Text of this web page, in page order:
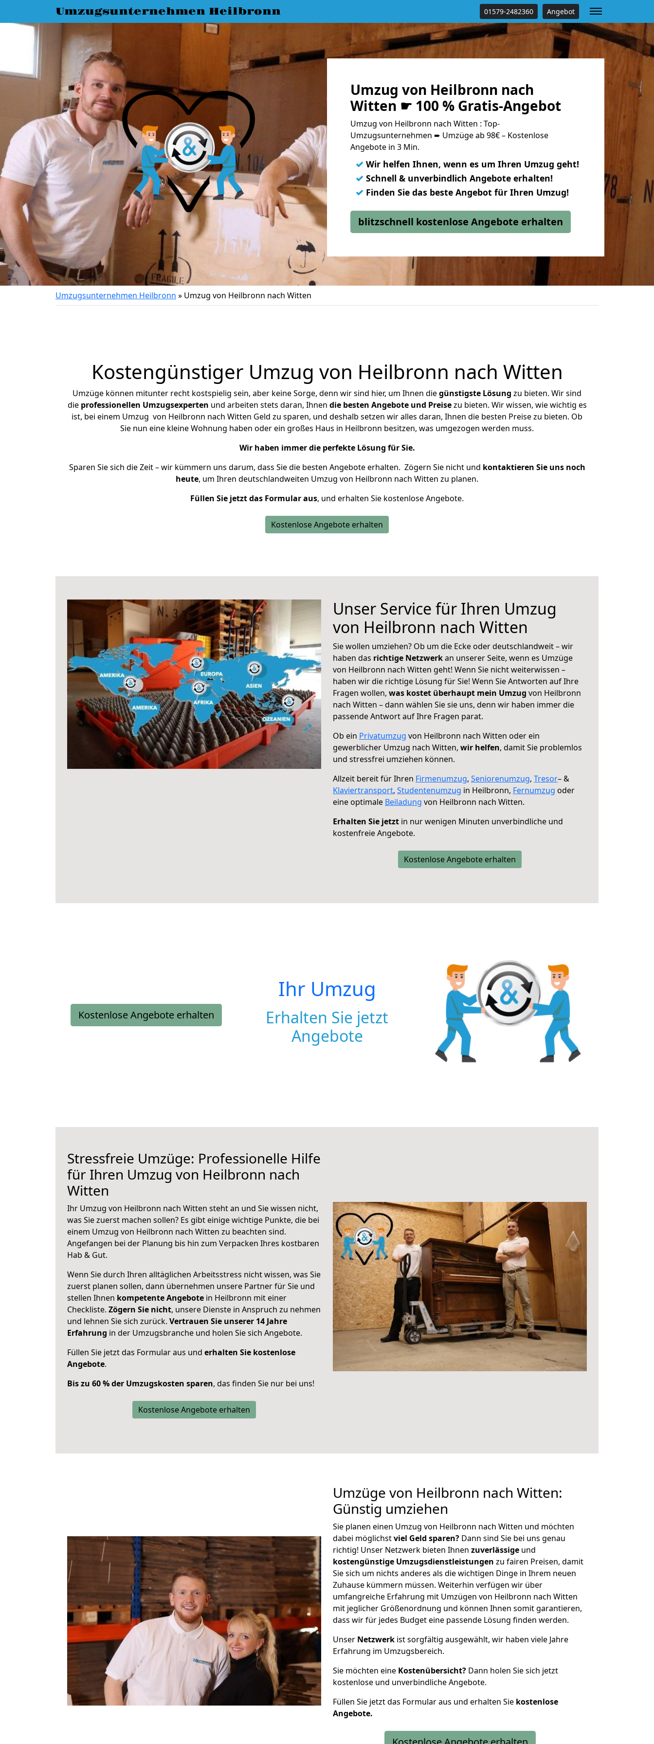
Umzugsunternehmen Heilbronn 01579-2482360 Angebot
Umzug von Heilbronn nach
Witten ☛ 100 % Gratis-Angebot
Umzug von Heilbronn nach Witten : Top-
Umzugsunternehmen ➨ Umzüge ab 98€ – Kostenlose
Angebote in 3 Min.
✓ Wir helfen Ihnen, wenn es um Ihren Umzug geht!
✓ Schnell & unverbindlich Angebote erhalten!
✓ Finden Sie das beste Angebot für Ihren Umzug!
blitzschnell kostenlose Angebote erhalten
Umzugsunternehmen Heilbronn » Umzug von Heilbronn nach Witten
Kostengünstiger Umzug von Heilbronn nach Witten
Umzüge können mitunter recht kostspielig sein, aber keine Sorge, denn wir sind hier, um Ihnen diegünstigste Lösung zu bieten. Wir sind
die professionellen Umzugsexperten und arbeiten stets daran, Ihnen die besten Angebote und Preisezu bieten. Wir wissen, wie wichtig es
ist, bei einem Umzug von Heilbronn nach Witten Geld zu sparen, und deshalb setzen wir alles daran, Ihnen die besten Preise zu bieten. Ob
Sie nun eine kleine Wohnung haben oder ein großes Haus in Heilbronn besitzen, was umgezogen werden muss.
Wir haben immer die perfekte Lösung für Sie.
Sparen Sie sich die Zeit – wir kümmern uns darum, dass Sie die besten Angebote erhalten. Zögern Sie nicht und kontaktieren Sie uns noch
heute, um Ihren deutschlandweiten Umzug von Heilbronn nach Witten zu planen.
Füllen Sie jetzt das Formular aus, und erhalten Sie kostenlose Angebote.
Kostenlose Angebote erhalten
Unser Service für Ihren Umzug
von Heilbronn nach Witten
Sie wollen umziehen? Ob um die Ecke oder deutschlandweit – wir
haben das richtige Netzwerkan unserer Seite, wenn es Umzüge
von Heilbronn nach Witten geht! Wenn Sie nicht weiterwissen –
haben wir die richtige Lösung für Sie! Wenn Sie Antworten auf Ihre
Fragen wollen, was kostet überhaupt mein Umzug von Heilbronn
nach Witten – dann wählen Sie sie uns, denn wir haben immer die
passende Antwort auf Ihre Fragen parat.
Ob ein Privatumzug von Heilbronn nach Witten oder ein
gewerblicher Umzug nach Witten, wir helfen, damit Sie problemlos
und stressfrei umziehen können.
Allzeit bereit für Ihren Firmenumzug, Seniorenumzug, Tresor– &
Klaviertransport, Studentenumzug in Heilbronn, Fernumzug oder
eine optimale Beiladung von Heilbronn nach Witten.
Erhalten Sie jetzt in nur wenigen Minuten unverbindliche und
kostenfreie Angebote.
Kostenlose Angebote erhalten
Kostenlose Angebote erhalten
Ihr Umzug
Erhalten Sie jetzt
Angebote
Stressfreie Umzüge: Professionelle Hilfe
für Ihren Umzug von Heilbronn nach
Witten
Ihr Umzug von Heilbronn nach Witten steht an und Sie wissen nicht,
was Sie zuerst machen sollen? Es gibt einige wichtige Punkte, die bei
einem Umzug von Heilbronn nach Witten zu beachten sind.
Angefangen bei der Planung bis hin zum Verpacken Ihres kostbaren
Hab & Gut.
Wenn Sie durch Ihren alltäglichen Arbeitsstress nicht wissen, was Sie
zuerst planen sollen, dann übernehmen unsere Partner für Sie und
stellen Ihnen kompetente Angebote in Heilbronn mit einer
Checkliste. Zögern Sie nicht, unsere Dienste in Anspruch zu nehmen
und lehnen Sie sich zurück. Vertrauen Sie unserer 14 Jahre
Erfahrung in der Umzugsbranche und holen Sie sich Angebote.
Füllen Sie jetzt das Formular aus und erhalten Sie kostenlose
Angebote.
Bis zu 60 % der Umzugskosten sparen, das finden Sie nur bei uns!
Kostenlose Angebote erhalten
Umzüge von Heilbronn nach Witten:
Günstig umziehen
Sie planen einen Umzug von Heilbronn nach Witten und möchten
dabei möglichstviel Geld sparen? Dann sind Sie bei uns genau
richtig! Unser Netzwerk bieten Ihnen zuverlässige und
kostengünstige Umzugsdienstleistungen zu fairen Preisen, damit
Sie sich um nichts anderes als die wichtigen Dinge in Ihrem neuen
Zuhause kümmern müssen. Weiterhin verfügen wir über
umfangreiche Erfahrung mit Umzügen von Heilbronn nach Witten
mit jeglicher Größenordnung und können Ihnen somit garantieren,
dass wir für jedes Budget eine passende Lösung finden werden.
Unser Netzwerk ist sorgfältig ausgewählt, wir haben viele Jahre
Erfahrung im Umzugsbereich.
Sie möchten eine Kostenübersicht? Dann holen Sie sich jetzt
kostenlose und unverbindliche Angebote.
Füllen Sie jetzt das Formular aus und erhalten Sie kostenlose
Angebote.